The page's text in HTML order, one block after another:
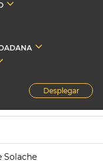
Desplegar
Solache